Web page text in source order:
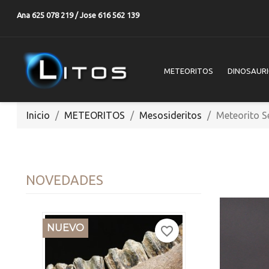
Ana 625 078 219 / Jose 616 562 139
METEORITOS
Inicio METEORITOS Mesosideritos Meteorito
NOVEDADES
NUEVO favorite_border